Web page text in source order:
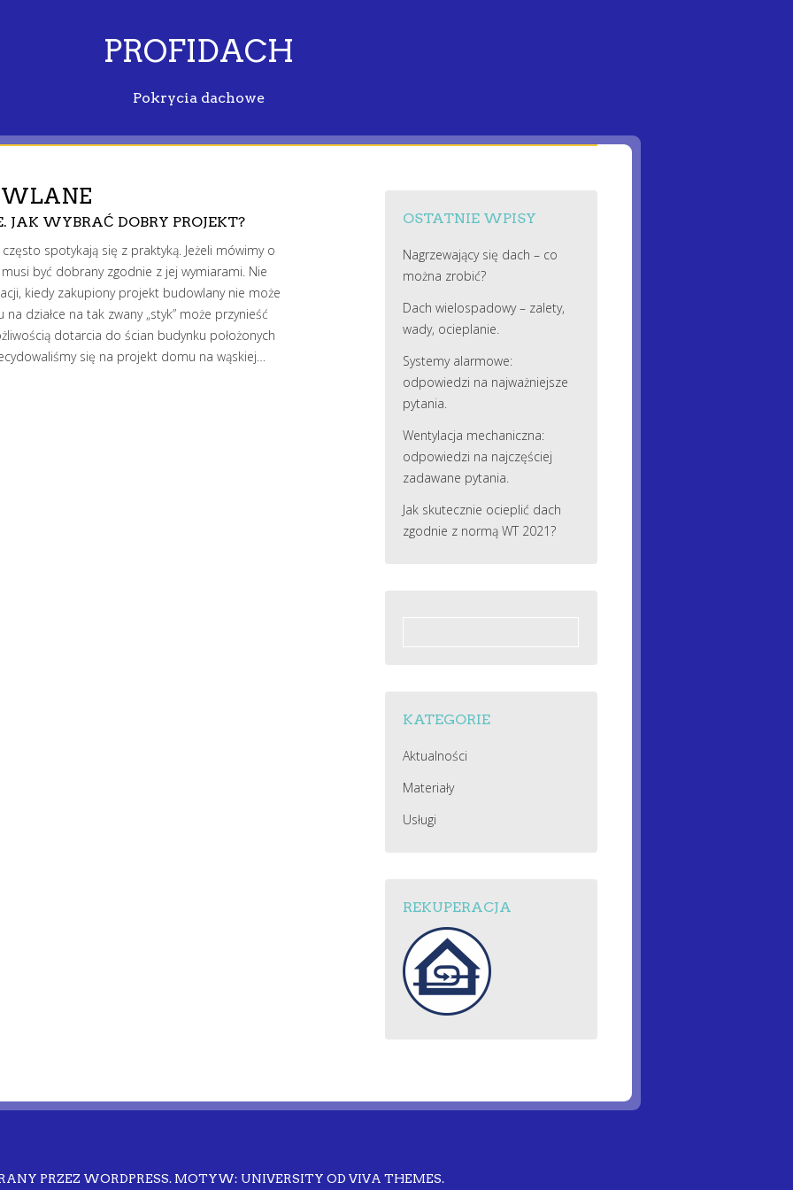
PROFIDACH
Pokrycia dachowe
WYBRAĆ DOBRY PROJEKT?
spotykają się z praktyką. Jeżeli mówimy o
być dobrany zgodnie z jej wymiarami. Nie
kiedy zakupiony projekt budowlany nie może
działce na tak zwany „styk” może przynieść
dotarcia do ścian budynku położonych
się na projekt domu na wąskiej…
OSTATNIE WPISY
Nagrzewający się dach – co
można zrobić?
Dach wielospadowy – zalety,
wady, ocieplanie.
Systemy alarmowe:
odpowiedzi na najważniejsze
pytania.
Wentylacja mechaniczna:
odpowiedzi na najczęściej
zadawane pytania.
Jak skutecznie ocieplić dach
zgodnie z normą WT 2021?
KATEGORIE
Aktualności
Materiały
Usługi
REKUPERACJA
PRZEZ WORDPRESS. MOTYW: UNIVERSITY OD VIVA THEMES.